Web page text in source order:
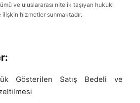
ve uluslararası nitelik taşıyan hukuki
ilişkin hizmetler sunmaktadır.
Gösterilen Satış Bedeli ve